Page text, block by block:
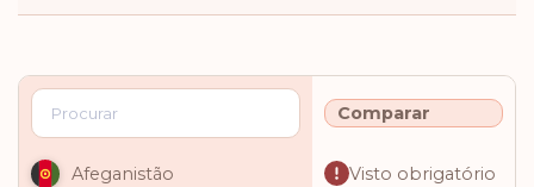
Comparar
Afeganistão Visto obrigatório